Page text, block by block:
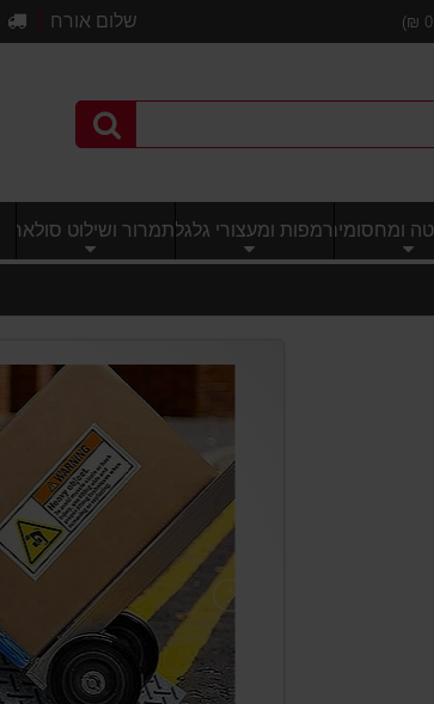
₪) שלום אורח
ומחסומיםרמפות ומעצורי גלגלתמרור ושילוט סולארי